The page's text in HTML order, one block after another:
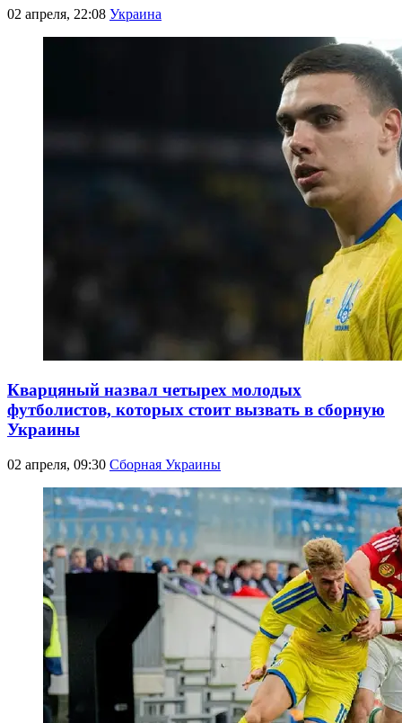
02 апреля, 22:08 Украина
Кварцяный назвал четырех молодых
футболистов, которых стоит вызвать в сборную
Украины
02 апреля, 09:30 Сборная Украины